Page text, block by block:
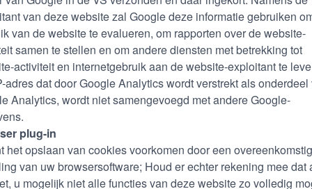
van deze website zal Google deze informatie gebruiken
van de website te evalueren, om rapporten over de website-
samen te stellen en om andere diensten met betrekking tot
activiteit en internetgebruik aan de website-exploitant te
adres dat door Google Analytics wordt verstrekt als onderdeel
Analytics, wordt niet samengevoegd met andere Google-
plug-in
het opslaan van cookies voorkomen door een
van uw browsersoftware; Houd er echter rekening mee dat
u mogelijk niet alle functies van deze website zo volledig